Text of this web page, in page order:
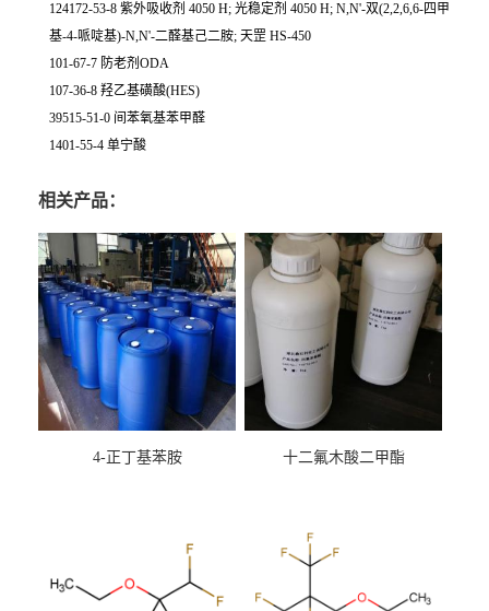
124172-53-8 紫外吸收剂 4050 H; 光稳定剂 4050 H; N,N'-双(2,2,6,6-四甲
基-4-哌啶基)-N,N'-二醛基己二胺; 天罡 HS-450
101-67-7 防老剂ODA
107-36-8 羟乙基磺酸(HES)
39515-51-0 间苯氧基苯甲醛
1401-55-4 单宁酸
相关产品：
4-正丁基苯胺 十二氟木酸二甲酯